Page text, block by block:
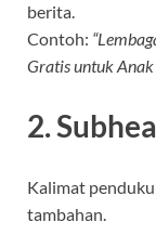
berita.
Contoh:
Gratis untuk Anak
2.
Kalimat
tambahan.